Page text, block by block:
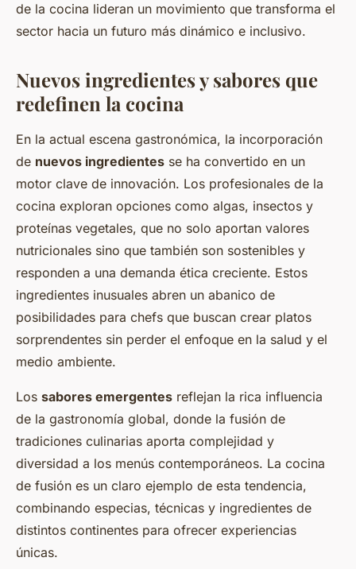
de la cocina lideran un movimiento que transforma el
sector hacia un futuro más dinámico e inclusivo.
Nuevos ingredientes y sabores que
redefinen la cocina
En la actual escena gastronómica, la incorporación
de nuevos ingredientes se ha convertido en un
motor clave de innovación. Los profesionales de la
cocina exploran opciones como algas, insectos y
proteínas vegetales, que no solo aportan valores
nutricionales sino que también son sostenibles y
responden a una demanda ética creciente. Estos
ingredientes inusuales abren un abanico de
posibilidades para chefs que buscan crear platos
sorprendentes sin perder el enfoque en la salud y el
medio ambiente.
Los sabores emergentes reflejan la rica influencia
de la gastronomía global, donde la fusión de
tradiciones culinarias aporta complejidad y
diversidad a los menús contemporáneos. La cocina
de fusión es un claro ejemplo de esta tendencia,
combinando especias, técnicas y ingredientes de
distintos continentes para ofrecer experiencias
únicas.